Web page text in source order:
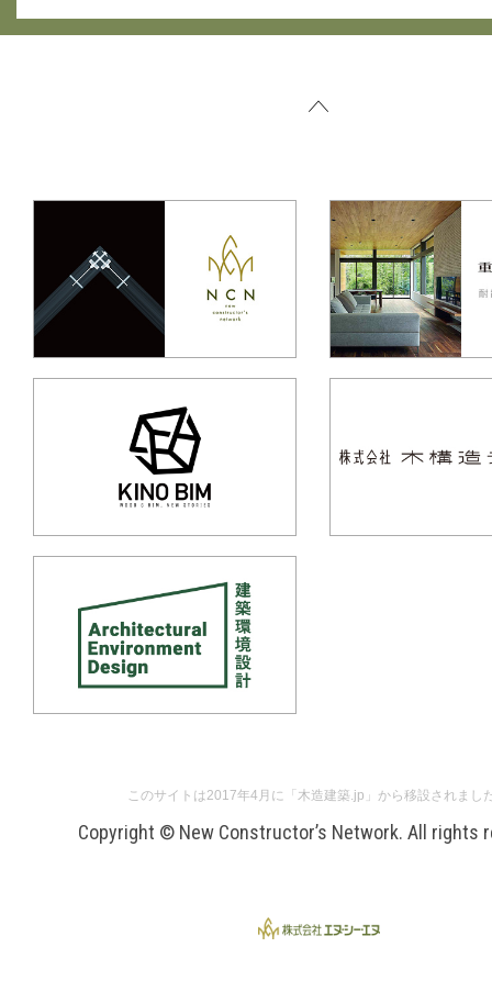
このサイトは2017年4月に「木造建築.jp」から移設されまし
Copyright © New Constructor’s Network. All rights